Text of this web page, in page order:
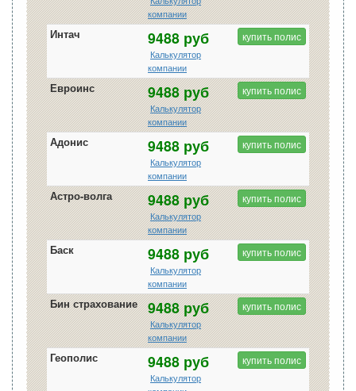
компании
Интач 9488 руб
Калькулятор
компании
купить полис
Евроинс 9488 руб
Калькулятор
компании
купить полис
Адонис 9488 руб
Калькулятор
компании
купить полис
Астро-волга 9488 руб
Калькулятор
компании
купить полис
Баск 9488 руб
Калькулятор
компании
купить полис
Бин страхование 9488 руб
Калькулятор
компании
купить полис
Геополис 9488 руб
Калькулятор
купить полис